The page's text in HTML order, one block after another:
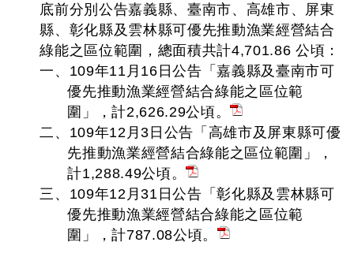
底前分別公告嘉義縣、臺南市、高雄市、屏東
縣、彰化縣及雲林縣可優先推動漁業經營結合
綠能之區位範圍，總面積共計4,701.86 公頃：
一、109年11月16日公告「嘉義縣及臺南市可
優先推動漁業經營結合綠能之區位範
圍」，計2,626.29公頃。
二、109年12月3日公告「高雄市及屏東縣可優
先推動漁業經營結合綠能之區位範圍」，
計1,288.49公頃。
三、109年12月31日公告「彰化縣及雲林縣可
優先推動漁業經營結合綠能之區位範
圍」，計787.08公頃。